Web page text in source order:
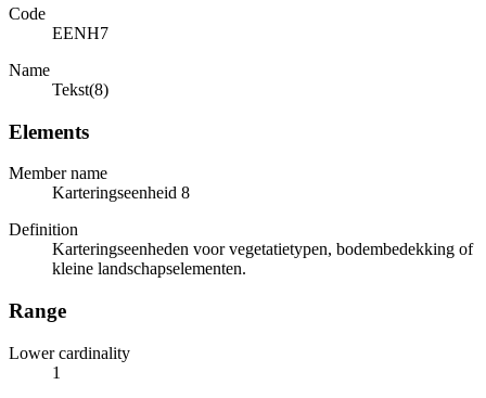
Code
EENH7
Name
Tekst(8)
Elements
Member name
Karteringseenheid 8
Definition
Karteringseenheden voor vegetatietypen, bodembedekking of
kleine landschapselementen.
Range
Lower cardinality
1